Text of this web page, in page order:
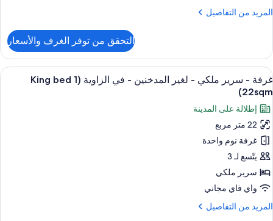
لغير
King
Bed
25sqm)
المزيد من التفاصيل
المزيد
غرفة
عادية
-
سرير
ملكي
-
لغير
المدخنين
(1
King
25sqm)
التحقق من توفر الغرف والأسعار
استعراض
جميع
صور
غرفة
-
سرير
ملكي
-
لغير
المدخنين
-
أغطية فراش متميزة وخزنة داخل الغرفة
6
غرفة - سرير ملكي - لغير المدخنين - في الزاوية (1 King bed
22sqm)
إطلالة على المدينة
22 متر مربع
غرفة نوم واحدة
يتّسع لـ 3
سرير ملكي
واي فاي مجاني
المزيد من التفاصيل
المزيد